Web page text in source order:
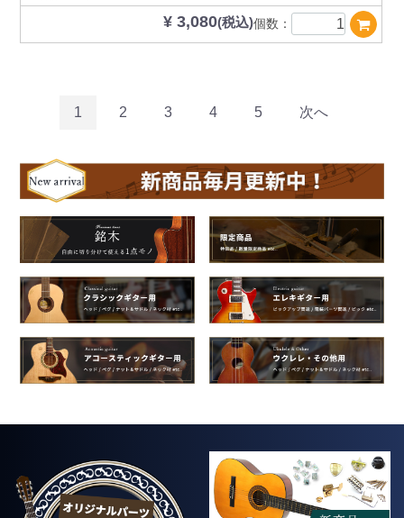
¥ 3,080(税込)個数：
1 2 3 4 5 次へ